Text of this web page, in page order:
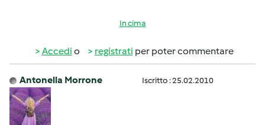
In cima
Accedi o registrati per poter commentare
Antonella Morrone Iscritto : 25.02.2010